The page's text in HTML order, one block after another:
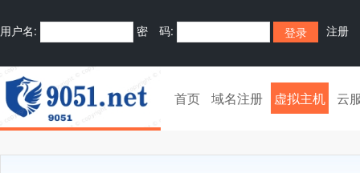
用户名: 密 码: 注册
首页 域名注册 虚拟主机 云